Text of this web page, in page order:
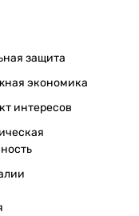
защита
экономика
интересов